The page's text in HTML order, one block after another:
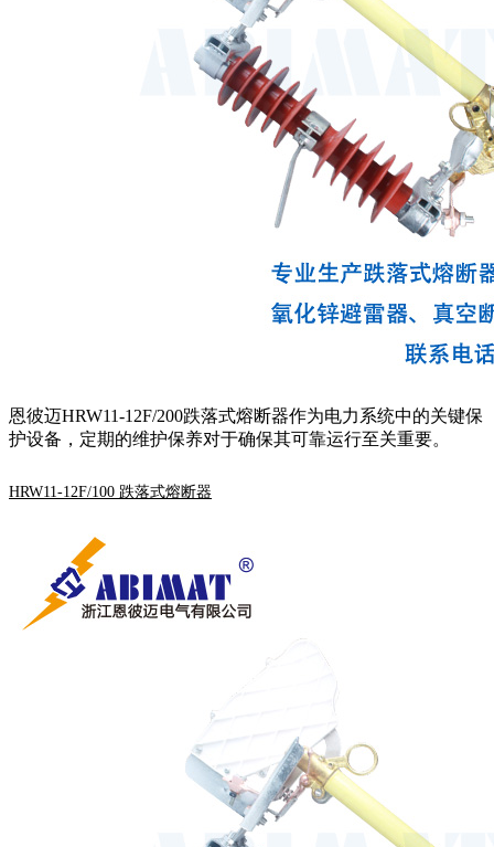
恩彼迈HRW11-12F/200跌落式熔断器作为电力系统中的关键保
护设备，定期的维护保养对于确保其可靠运行至关重要。
HRW11-12F/100 跌落式熔断器